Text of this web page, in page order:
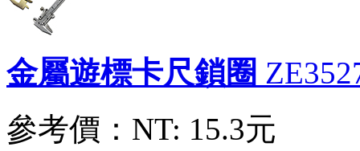
金屬遊標卡尺鎖圈
參考價： NT: 15.3元